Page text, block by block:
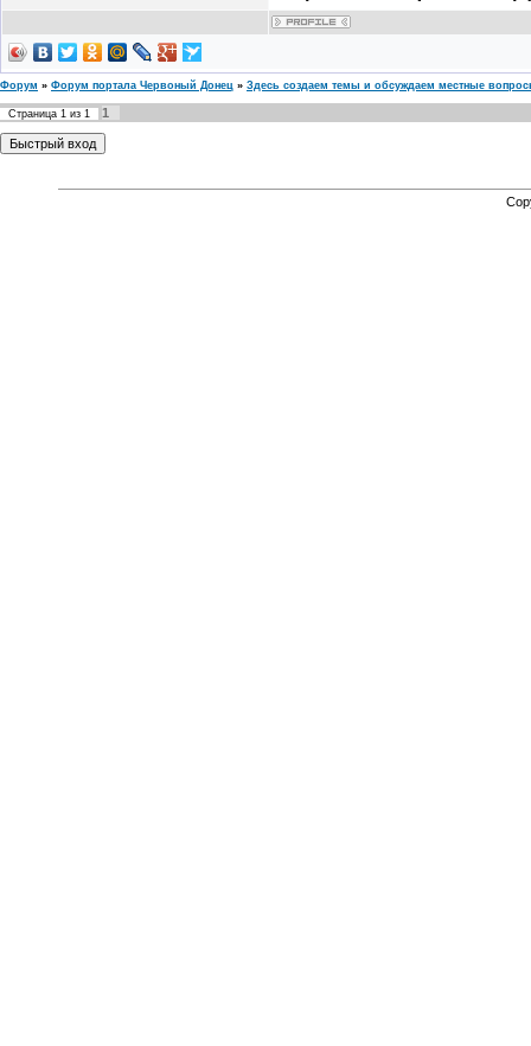
Форум » Форум портала Червоный Донец » Здесь создаем темы и обсуждаем местные
Страница 1 из 1 1